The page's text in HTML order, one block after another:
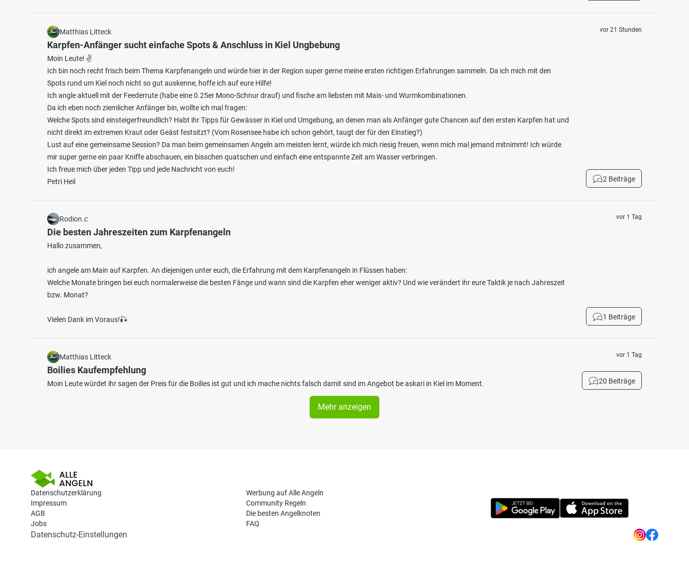
Matthias Litteck
Karpfen-Anfänger sucht einfache Spots & Anschluss in Kiel Ungbebung
Moin Leute! ✌️
Ich bin noch recht frisch beim Thema Karpfenangeln und würde hier in der Region super gerne meine ersten richtigen Erfahrungen sammeln. Da ich mich mit den
Spots rund um Kiel noch nicht so gut auskenne, hoffe ich auf eure Hilfe!
Ich angle aktuell mit der Feederrute (habe eine 0.25er Mono-Schnur drauf) und fische am liebsten mit Mais- und Wurmkombinationen.
Da ich eben noch ziemlicher Anfänger bin, wollte ich mal fragen:
Welche Spots sind einsteigerfreundlich? Habt ihr Tipps für Gewässer in Kiel und Umgebung, an denen man als Anfänger gute Chancen auf den ersten Karpfen hat und
nicht direkt im extremen Kraut oder Geäst festsitzt? (Vom Rosensee habe ich schon gehört, taugt der für den Einstieg?)
Lust auf eine gemeinsame Session? Da man beim gemeinsamen Angeln am meisten lernt, würde ich mich riesig freuen, wenn mich mal jemand mitnimmt! Ich würde
mir super gerne ein paar Kniffe abschauen, ein bisschen quatschen und einfach eine entspannte Zeit am Wasser verbringen.
Ich freue mich über jeden Tipp und jede Nachricht von euch!
Petri Heil
vor 21 Stunden
2 Beiträge
Rodion.c
Die besten Jahreszeiten zum Karpfenangeln
Hallo zusammen,
ich angele am Main auf Karpfen. An diejenigen unter euch, die Erfahrung mit dem Karpfenangeln in Flüssen haben:
Welche Monate bringen bei euch normalerweise die besten Fänge und wann sind die Karpfen eher weniger aktiv? Und wie verändert ihr eure Taktik je nach Jahreszeit
bzw. Monat?
Vielen Dank im Voraus!🎣
vor 1 Tag
1 Beiträge
Matthias Litteck
Boilies Kaufempfehlung
Moin Leute würdet ihr sagen der Preis für die Boilies ist gut und ich mache nichts falsch damit sind im Angebot be askari in Kiel im Moment.
vor 1 Tag
20 Beiträge
Mehr anzeigen
Datenschutzerklärung
Impressum
AGB
Jobs
Werbung auf Alle Angeln
Community Regeln
Die besten Angelknoten
FAQ
Datenschutz-Einstellungen